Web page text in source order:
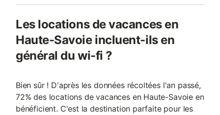
Les locations de vacances en
Haute-Savoie incluent-ils en
général du wi-fi ?
Bien sûr ! D'après les données récoltées l'an passé,
72% des locations de vacances en Haute-Savoie en
bénéficient. C'est la destination parfaite pour les